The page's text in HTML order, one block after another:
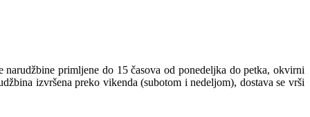
primljene do 15 časova od ponedeljka do petka, okvirni
izvršena preko vikenda (subotom i nedeljom), dostava se vrši